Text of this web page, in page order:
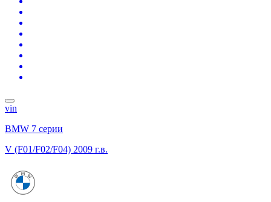
vin
BMW 7 серии
V (F01/F02/F04) 2009 г.в.